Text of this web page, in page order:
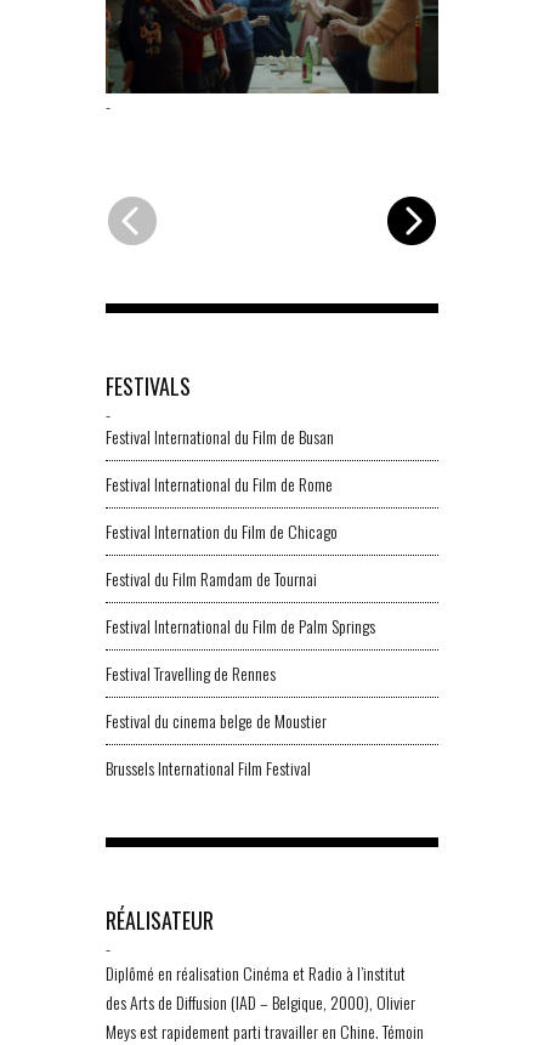
-
FESTIVALS
-
Festival International du Film de Busan
Festival International du Film de Rome
Festival Internation du Film de Chicago
Festival du Film Ramdam de Tournai
Festival International du Film de Palm Springs
Festival Travelling de Rennes
Festival du cinema belge de Moustier
Brussels International Film Festival
RÉALISATEUR
-
Diplômé en réalisation Cinéma et Radio à l’institut
des Arts de Diffusion (IAD – Belgique, 2000), Olivier
Meys est rapidement parti travailler en Chine. Témoin